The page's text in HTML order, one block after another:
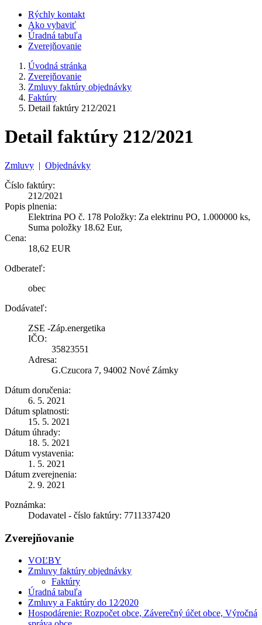
Rýchly kontakt
Ako vybaviť
Úradná tabuľa
Zverejňovanie
Úvodná stránka
Zverejňovanie
Zmluvy faktúry objednávky
Faktúry
Detail faktúry 212/2021
Detail faktúry 212/2021
Zmluvy | Objednávky
Číslo faktúry:
212/2021
Popis plnenia:
Elektrina PO č. 178 Položky: Za elektrinu PO, 1.000000 ks,
Suma položky 18.62 Eur,
Cena:
18,62 EUR
Odberateľ:
obec
Dodávateľ:
ZSE -Záp.energetika
IČO:
35823551
Adresa:
G.Czucora 7, 94002 Nové Zámky
Dátum doručenia:
6. 5. 2021
Dátum splatnosti:
15. 5. 2021
Dátum úhrady:
18. 5. 2021
Dátum vystavenia:
1. 5. 2021
Dátum zverejnenia:
2. 9. 2021
Poznámka:
Dodavatel - číslo faktúry: 7711337420
Zverejňovanie
VOĽBY
Zmluvy faktúry objednávky
Faktúry
Úradná tabuľa
Zmluvy a Faktúry do 12⁄2020
Hospodárenie: Rozpočet obce, Záverečný účet obce, Výročná